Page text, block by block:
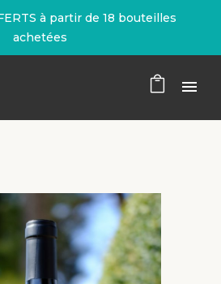
à partir de 18 bouteilles
achetées